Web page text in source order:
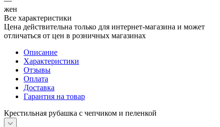
жен
Все характеристики
Цена действительна только для интернет-магазина и может
отличаться от цен в розничных магазинах
Описание
Характеристики
Отзывы
Оплата
Доставка
Гарантия на товар
Крестильная рубашка с чепчиком и пеленкой